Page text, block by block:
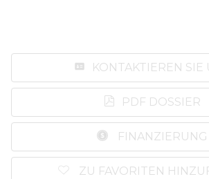
KONTAKTIEREN SIE
PDF DOSSIER
FINANZIERUNG
ZU FAVORITEN